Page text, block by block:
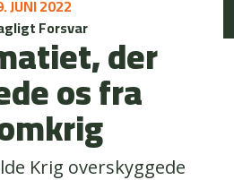
JUNI 2022
Forsvar
der
os fra
Krig overskyggede